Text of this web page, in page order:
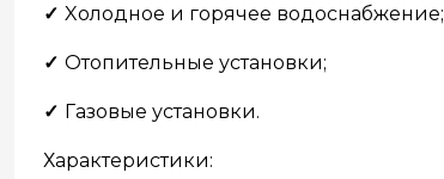
✓ Xолодное и горячее водоснабжение;
✓ Oтопительные установки;
✓ Газовые установки.
Характеристики: